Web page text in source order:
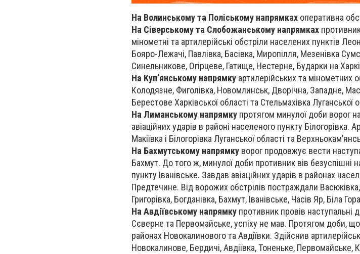
На Волинському та Поліському напрямках оперативна
На Сіверському та Слобожанському напрямках
мінометні та артилерійські обстріли населених пунктів
Бояро-Лежачі, Павлівка, Басівка, Миропілля, Мезенівка
Синельникове, Огірцеве, Гатище, Нестерне, Бударки на
На Куп’янському напрямку артилерійських та мінометних
Колодязне, Фиголівка, Новомлинськ, Дворічна, Западне,
Берестове Харківської області та Стельмахівка Луганської
На Лиманському напрямку протягом минулої доби ворог
авіаційних ударів в районі населеного пункту Білогорівка.
Макіївка і Білогорівка Луганської області та
На Бахмутському напрямку ворог продовжує вести
Бахмут. До того ж, минулої доби противник вів безуспішні
пункту Іванівське. Завдав авіаційних ударів в районах
Предтечине. Від ворожих обстрілів постраждали
Григорівка, Богданівка, Бахмут, Іванівське, Часів Яр, Біла
На Авдіївському напрямку противник провів наступальні
Сєверне та Первомайське, успіху не мав. Протягом доби, що
районах Новокалинового та Авдіївки. Здійснив
Новокалинове, Бердичі, Авдіївка, Тоненьке, Первомайське,